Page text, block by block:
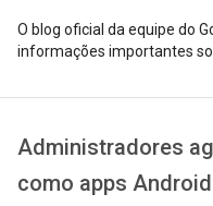
O blog oficial da equipe do
informações importantes
Administradores
como apps